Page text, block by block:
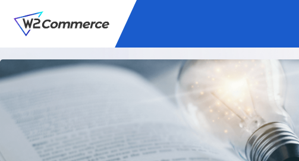
サービス
BtoC向けECサイト構築